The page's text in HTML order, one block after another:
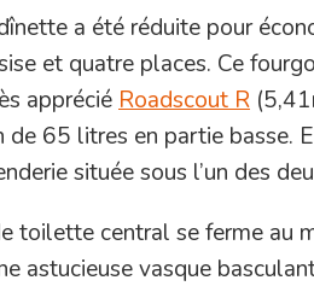
a été réduite pour
et quatre places. Ce
apprécié Roadscout R
de 65 litres en partie basse.
située sous l’un des
toilette central se ferme au
astucieuse vasque